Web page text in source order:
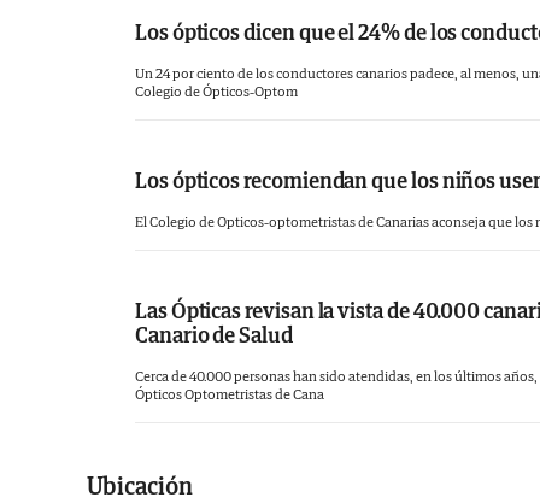
Los ópticos dicen que el 24% de los
Un 24 por ciento de los conductores canarios padece, al menos,
Colegio de Ópticos-Optom
Los ópticos recomiendan que los niños
El Colegio de Opticos-optometristas de Canarias aconseja que los
Las Ópticas revisan la vista de 40.000
Canario de Salud
Cerca de 40.000 personas han sido atendidas, en los últimos
Ópticos Optometristas de Cana
Ubicación